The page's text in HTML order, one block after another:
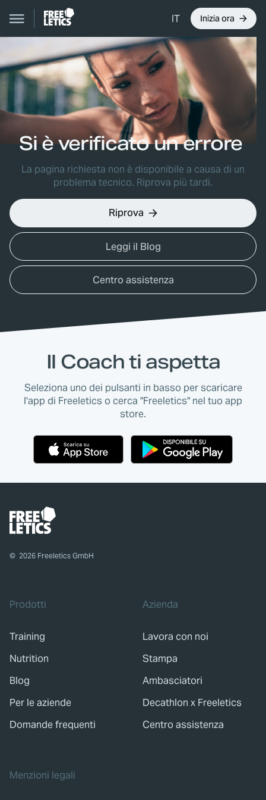
IT Inizia ora
Si è verificato un errore
La pagina richiesta non è disponibile a causa di un
problema tecnico. Riprova più tardi.
Riprova
Leggi il Blog
Centro assistenza
Il Coach ti aspetta
Seleziona uno dei pulsanti in basso per scaricare
l'app di Freeletics o cerca "Freeletics" nel tuo app
store.
© 2026 Freeletics GmbH
Prodotti
Training
Nutrition
Blog
Per le aziende
Domande frequenti
Azienda
Lavora con noi
Stampa
Ambasciatori
Decathlon x Freeletics
Centro assistenza
Menzioni legali